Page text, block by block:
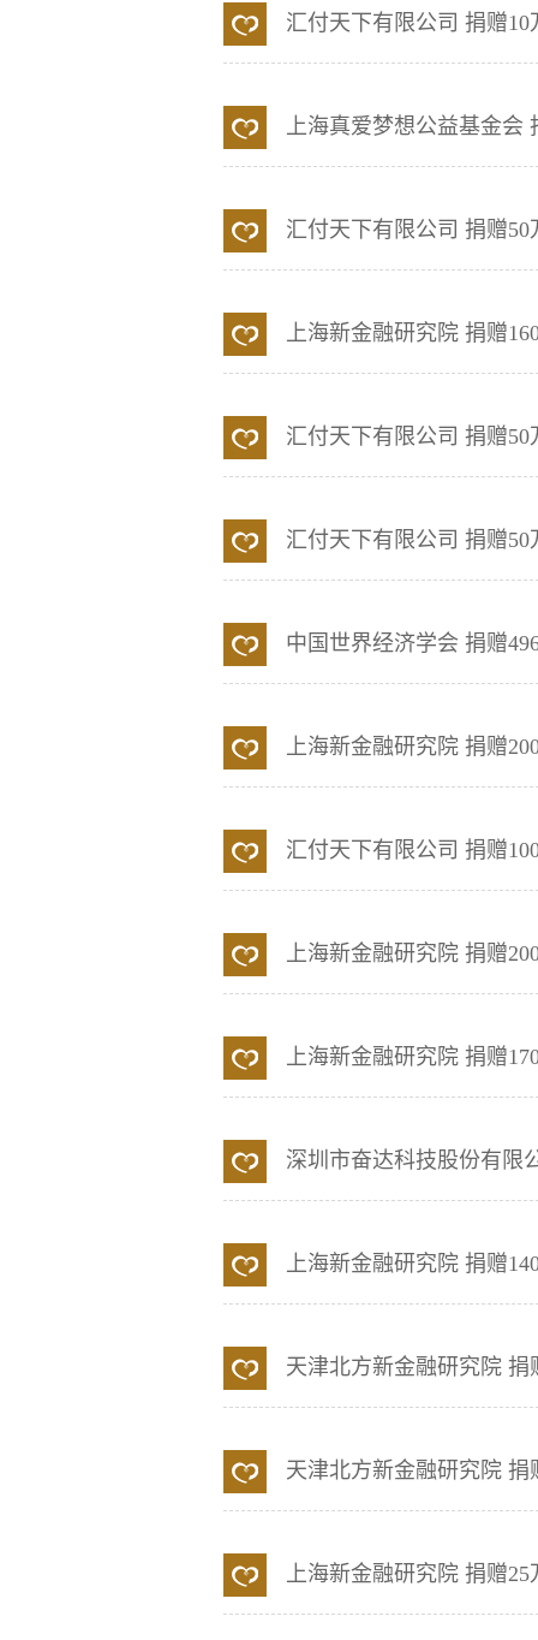
汇付天下有限公司 捐赠10
上海真爱梦想公益基金会
汇付天下有限公司 捐赠50
上海新金融研究院 捐赠
汇付天下有限公司 捐赠50
汇付天下有限公司 捐赠50
中国世界经济学会 捐赠
上海新金融研究院 捐赠
汇付天下有限公司 捐赠
上海新金融研究院 捐赠
上海新金融研究院 捐赠
深圳市奋达科技股份有限
上海新金融研究院 捐赠
天津北方新金融研究院 捐
天津北方新金融研究院 捐
上海新金融研究院 捐赠25